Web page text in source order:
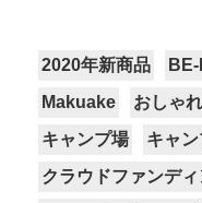
2020年新商品
Makuake
おしゃれ
キャンプ場
キャン
クラウドファンデ